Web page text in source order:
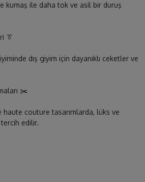
kumaş ile daha tok ve asil bir duruş
👔
dış giyim için dayanıklı ceketler ve
✂️
couture tasarımlarda, lüks ve
edilir.